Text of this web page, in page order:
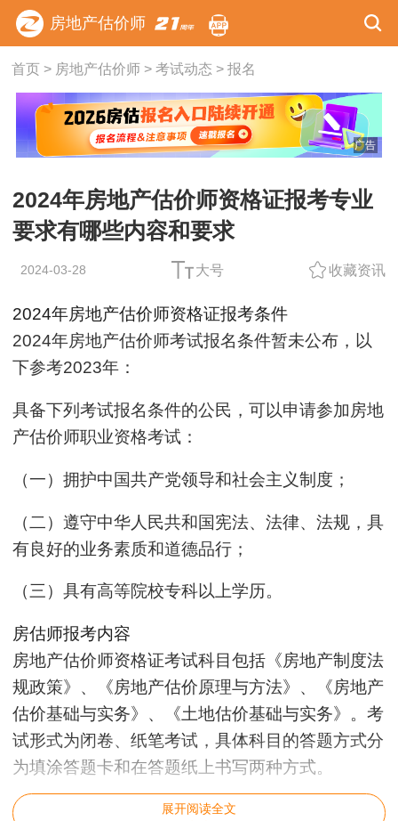
房地产估价师
首页> 房地产估价师> 考试动态 > 报名
广告
2024年房地产估价师资格证报考专业
要求有哪些内容和要求
2024-03-28 大号 收藏资讯
2024年房地产估价师资格证报考条件
2024年房地产估价师考试报名条件暂未公布，以
下参考2023年：
具备下列考试报名条件的公民，可以申请参加房地
产估价师职业资格考试：
（一）拥护中国共产党领导和社会主义制度；
（二）遵守中华人民共和国宪法、法律、法规，具
有良好的业务素质和道德品行；
（三）具有高等院校专科以上学历。
房估师报考内容
房地产估价师资格证考试科目包括《房地产制度法
规政策》、《房地产估价原理与方法》、《房地产
估价基础与实务》、《土地估价基础与实务》。考
试形式为闭卷、纸笔考试，具体科目的答题方式分
为填涂答题卡和在答题纸上书写两种方式。
常见问题
展开阅读全文